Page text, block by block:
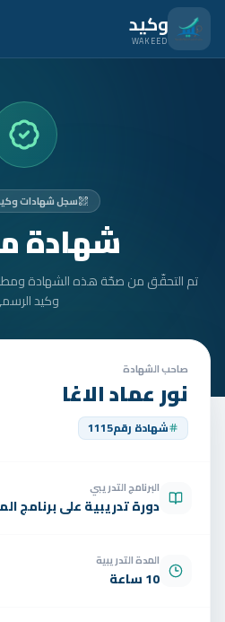
انتقل للمحتوى الرئيسي
وكيد
WAKEED
المتدربون
الأمان
تواصل
الوظائف
سجل شهادات
شهادة
تم التحقّق من صحّة هذه الشهادة
وكيد
صاحب الشهادة
نور عماد الاغا
شهادة رقم1115
البرنامج التدريبي
دورة تدريبية على برنامج
المدة التدريبية
10 ساعة